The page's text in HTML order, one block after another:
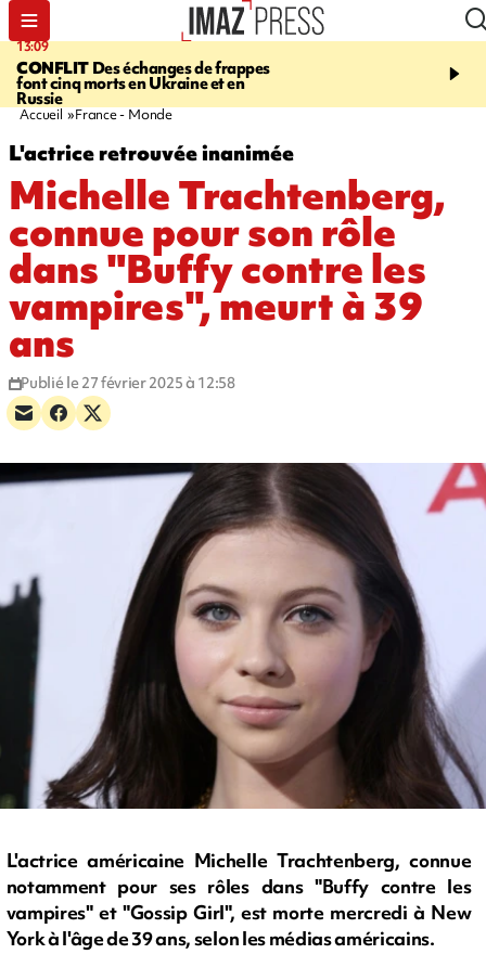
13:09
CONFLIT Des échanges de frappes
font cinq morts en Ukraine et en
Russie
17:14
Quatre
européennes pour les
Accueil France - Monde
L'actrice retrouvée inanimée
Michelle Trachtenberg,
connue pour son rôle
dans "Buffy contre les
vampires", meurt à 39
ans
Publié le 27 février 2025 à 12:58
L'actrice américaine Michelle Trachtenberg, connue
notamment pour ses rôles dans "Buffy contre les
vampires" et "Gossip Girl", est morte mercredi à New
York à l'âge de 39 ans, selon les médias américains.